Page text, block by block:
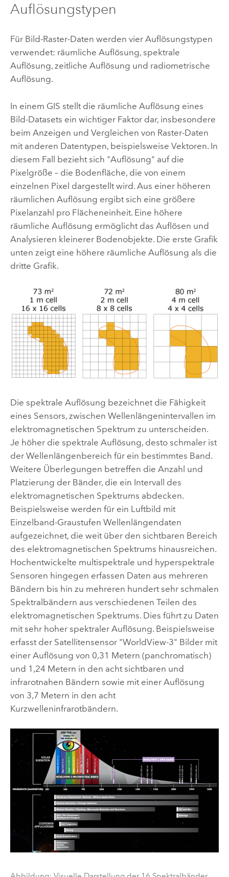
Auflösungstypen
Für Bild-Raster-Daten werden vier Auflösungstypen
verwendet: räumliche Auflösung, spektrale
Auflösung, zeitliche Auflösung und radiometrische
Auflösung.
In einem GIS stellt die räumliche Auflösung eines
Bild-Datasets ein wichtiger Faktor dar, insbesondere
beim Anzeigen und Vergleichen von Raster-Daten
mit anderen Datentypen, beispielsweise Vektoren. In
diesem Fall bezieht sich "Auflösung" auf die
Pixelgröße – die Bodenfläche, die von einem
einzelnen Pixel dargestellt wird. Aus einer höheren
räumlichen Auflösung ergibt sich eine größere
Pixelanzahl pro Flächeneinheit. Eine höhere
räumliche Auflösung ermöglicht das Auflösen und
Analysieren kleinerer Bodenobjekte. Die erste Grafik
unten zeigt eine höhere räumliche Auflösung als die
dritte Grafik.
Die spektrale Auflösung bezeichnet die Fähigkeit
eines Sensors, zwischen Wellenlängenintervallen im
elektromagnetischen Spektrum zu unterscheiden.
Je höher die spektrale Auflösung, desto schmaler ist
der Wellenlängenbereich für ein bestimmtes Band.
Weitere Überlegungen betreffen die Anzahl und
Platzierung der Bänder, die ein Intervall des
elektromagnetischen Spektrums abdecken.
Beispielsweise werden für ein Luftbild mit
Einzelband-Graustufen Wellenlängendaten
aufgezeichnet, die weit über den sichtbaren Bereich
des elektromagnetischen Spektrums hinausreichen.
Hochentwickelte multispektrale und hyperspektrale
Sensoren hingegen erfassen Daten aus mehreren
Bändern bis hin zu mehreren hundert sehr schmalen
Spektralbändern aus verschiedenen Teilen des
elektromagnetischen Spektrums. Dies führt zu Daten
mit sehr hoher spektraler Auflösung. Beispielsweise
erfasst der Satellitensensor "WorldView-3" Bilder mit
einer Auflösung von 0,31 Metern (panchromatisch)
und 1,24 Metern in den acht sichtbaren und
infrarotnahen Bändern sowie mit einer Auflösung
von 3,7 Metern in den acht
Kurzwelleninfrarotbändern.